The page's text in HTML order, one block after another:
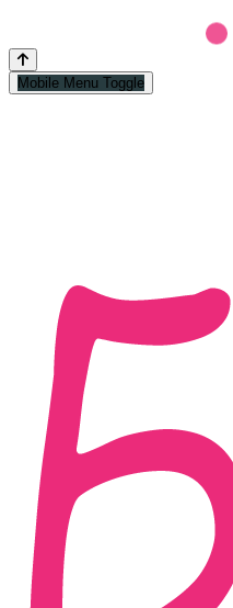
Mobile Menu Toggle